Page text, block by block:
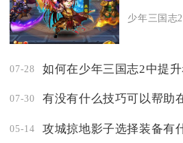
少年三国志
07-28
07-30
05-14 攻城掠地影子选择装备有